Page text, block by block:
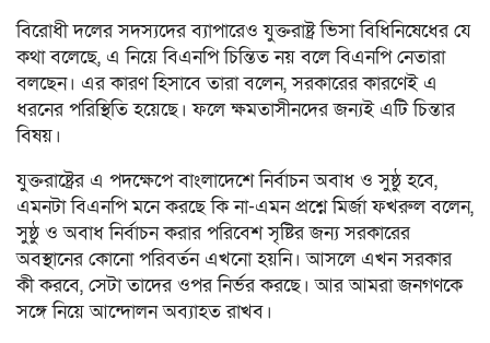
বিরোধী দলের সদস্যদের ব্যাপারেও যুক্তরাষ্ট্র ভিসা বিধিনিষেধের যে
কথা বলেছে, এ নিয়ে বিএনপি চিন্তিত নয় বলে বিএনপি নেতারা
বলছেন। এর কারণ হিসাবে তারা বলেন, সরকারের কারণেই এ
ধরনের পরিস্থিতি হয়েছে। ফলে ক্ষমতাসীনদের জন্যই এটি চিন্তার
বিষয়।
যুক্তরাষ্ট্রের এ পদক্ষেপে বাংলাদেশে নির্বাচন অবাধ ও সুষ্ঠু হবে,
এমনটা বিএনপি মনে করছে কি না-এমন প্রশ্নে মির্জা ফখরুল বলেন,
সুষ্ঠু ও অবাধ নির্বাচন করার পরিবেশ সৃষ্টির জন্য সরকারের
অবস্থানের কোনো পরিবর্তন এখনো হয়নি। আসলে এখন সরকার
কী করবে, সেটা তাদের ওপর নির্ভর করছে। আর আমরা জনগণকে
সঙ্গে নিয়ে আন্দোলন অব্যাহত রাখব।